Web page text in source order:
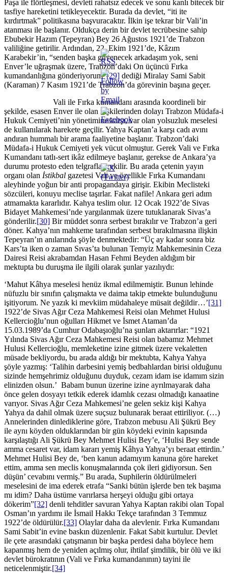
Paşa ile flörtleşmesi, devleti rahatsız edecek ve sonu kanlı bitecek bir
tasfiye hareketini tetikleyecektir. Burada da devlet, “iti ite
kırdırtmak” politikasına başvuracaktır. İlkin işe tekrar bir Vali’in
atanması ile başlanır. Oldukça derin bir devlet tecrübesine sahip
Ebubekir Hazım (Tepeyran) Bey 26 Ağustos 1921’de Trabzon
valiliğine getirilir. Ardından, 22. Ekim 1921’de, Kâzım
Karabekir’in, “senden başka güvenecek arkadaşım yok, seni
Enver’le uğraşmak üzere, Trabzon’daki On üçüncü Fırka
kumandanlığına gönderiyorum”[29] dediği Miralay Sami Sabit
(Karaman) 7 Kasım 1921’de Trabzon’da görevinin başına geçer.
Vali ile Fırka kumandanı arasında koordineli bir
şekilde, esasen Enver ile olan ilişkilerinden dolayı Trabzon Müdafa-i
Hukuk Cemiyeti’nin yönetimine karşı, var olan yolsuzluk meselesi
de kullanılarak harekete geçilir. Yahya Kaptan’a karşı cadı avını
andıran hummalı bir arama faaliyetine başlanır. Trabzon’daki
Müdafa-i Hukuk Cemiyeti yek vücut olmuştur. Gerek Vali ve Fırka
Kumandanı tatlı-sert ikâz edilmeye başlanır, gerekse de Ankara’ya
durumu protesto eden telgraflar çekilir. Bu arada çetenin yayın
organı olan İstikbal gazetesi Vali ve özellikle Fırka Kumandanı
aleyhinde yoğun bir anti propagandaya girişir. Ekibin Meclisteki
sözcüleri, konuyu meclise taşırlar. Fakat nafile! Ankara geri adım
atmamakta kararlıdır. Kahya teslim olur. 12 Ocak 1922’de Sivas
Bidayet Mahkemesi’nde yargılanmak üzere tutuklanarak Sivas’a
gönderilir.[30] Bir müddet sonra serbest bırakılır ve Trabzon’a geri
döner. Kahya’nın mahkeme tarafından serbest bırakılmasına ilişkin
Tepeyran’ın anılarında şöyle denmektedir: “Üç ay kadar sonra biz
Kars’ta iken o zaman Sıvas’ta bulunan Temyiz Mahkemesinin Ceza
Dairesi Reisi akrabamdan Hasan Fehmi Beyden aldığım bir
mektupta bu duruşma ile ilgili olarak şunlar yazılıydı:
‘Mahut Kâhya meselesi henüz ikmal edilmemiştir. Bunun lehinde
nüfuzlu bir sınıfın çalışmakta ve daima takip etmekte bulunduğunu
işitiyorum. Ne yazık ki mevkiim müdahaleye müsait değildir…’[31]
1922’de Sivas Ağır Ceza Mahkemesi Reisi olan Mehmet Hulusi
Kellercioğlu’nun oğulları Hikmet ve İsmet Ataman’da
15.03.1989’da Cumhur Odabaşıoğlu’na şunları aktarırlar: “1921
Yılında Sivas Ağır Ceza Mahkemesi Reisi olan babamız Mehmet
Hulusi Kellercioğlu, memleketine izine gitmek üzere vekaletten
müsade bekliyordu, bu arada aldığı bir mektubta, Kahya Yahya
şöyle yazmış: ‘Talihin darbesini yemiş bedbahlardan birisi olduğunu
sizinde hemşehrimiz olduğunu duyduk, cezam idam ise idamım sizin
elinizden olsun.’ Babam bunun üzerine izine ayrılmayarak daha
önce gelen dosyayı tetkik ederek idamlık cezası olmadığı kanaatine
varıyor. Sivas Ağır Ceza Mahkemesi’ne gelen sekiz kişi Kahya
Yahya da dahil olmak üzere suçsuz bulunarak beraat ettiriliyor. (…)
Annelerinden dinlediklerine göre, Trabzon mebusu Ali Şükrü Bey
ile aynı köyden olduklarından bir gün köydeki evinin kapısında
karşılaştığı Ali Şükrü Bey Mehmet Hulisi Bey’e, ‘Hulisi Bey sende
amma cesaret var, idam kararı yemiş Kâhya Yahya’yı beraat ettirdin.’
Mehmet Hulisi Bey de, ‘ben kanun adamıyım kanuna göre hareket
ettim, amma sen meclis konuşmalarında çok ileri gidiyorsun. Sen
düşün’ cevabını vermiş.” Bu arada, Suphilerin öldürülmeleri
meselesini de ima ederek etrafa “Sanki bütün işlerde ben tek başıma
mı idim? Daha üstüme varırlarsa herşeyi olduğu gibi ortaya
dökerim”[32] denli tehditler savuran Yahya Kaptan rakibi olan Topal
Osman’ın yardımı ile İsmail Hakkı Tekçe tarafından 3 Temmuz
1922’de öldürülür.[33] Olaylar daha da alevlenir. Fırka Kumandanı
Sami Sabit’in evine baskın düzenlenir. Fakat Sabit kurtulur. Devlet
ile çete arasındaki çatışmanın bir başka perdesi daha böylece hem
kapanmış hem de yeniden açılmış olur, ihtilaf şimdilik, bir ölü ve iki
devlet bürokratının (Vali ve Fırka kumandanının) tayini ile
neticelenmiştir.[34]